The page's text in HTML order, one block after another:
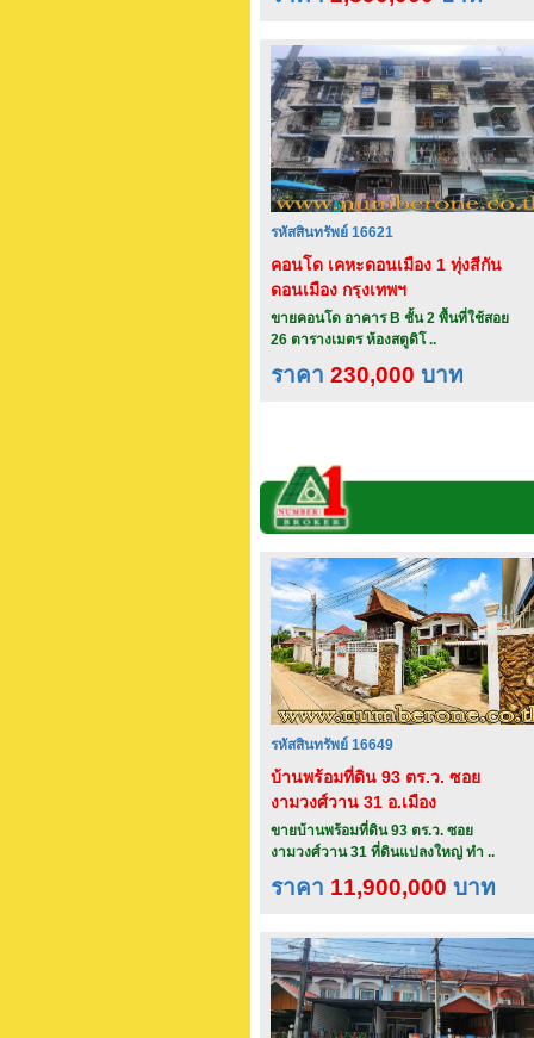
รหัสสินทรัพย์ 16621
คอนโด เคหะดอนเมือง 1 ทุ่งสีกัน
ดอนเมือง กรุงเทพฯ
ขายคอนโด อาคาร B ชั้น 2 พื้นที่ใช้สอย
26 ตารางเมตร ห้องสตูดิโ ..
ราคา 230,000 บาท
รหัสสินทรัพย์ 16649
บ้านพร้อมที่ดิน 93 ตร.ว. ซอย
งามวงศ์วาน 31 อ.เมือง
จ.นนทบุรี
ขายบ้านพร้อมที่ดิน 93 ตร.ว. ซอย
งามวงศ์วาน 31 ที่ดินแปลงใหญ่ ทำ ..
ราคา 11,900,000 บาท